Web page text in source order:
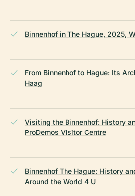
Binnenhof in The Hague, 2025,
From Binnenhof to Hague: Its
Haag
Visiting the Binnenhof: History
ProDemos Visitor Centre
Binnenhof The Hague: History
Around the World 4 U